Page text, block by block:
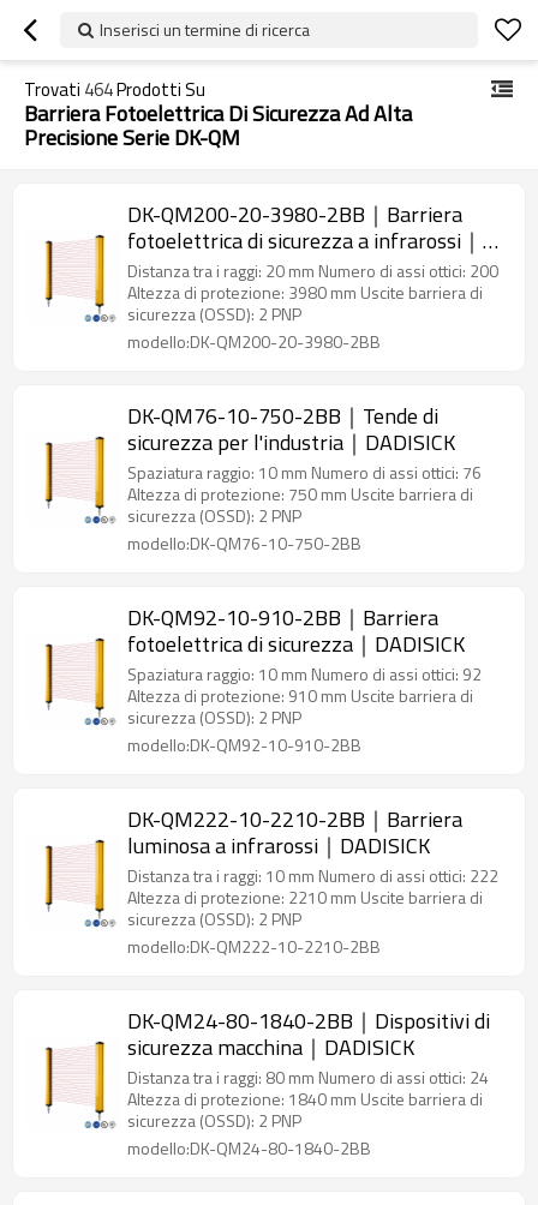
Inserisci un termine di ricerca
Trovati 464Prodotti Su
Barriera Fotoelettrica Di Sicurezza Ad Alta
Precisione Serie DK-QM
DK-QM200-20-3980-2BB｜Barriera
fotoelettrica di sicurezza a infrarossi｜
DADISICK
Distanza tra i raggi: 20 mm Numero di assi ottici: 200
Altezza di protezione: 3980 mm Uscite barriera di
sicurezza (OSSD): 2 PNP
modello:DK-QM200-20-3980-2BB
DK-QM76-10-750-2BB｜Tende di
sicurezza per l'industria｜DADISICK
Spaziatura raggio: 10 mm Numero di assi ottici: 76
Altezza di protezione: 750 mm Uscite barriera di
sicurezza (OSSD): 2 PNP
modello:DK-QM76-10-750-2BB
DK-QM92-10-910-2BB｜Barriera
fotoelettrica di sicurezza｜DADISICK
Spaziatura raggio: 10 mm Numero di assi ottici: 92
Altezza di protezione: 910 mm Uscite barriera di
sicurezza (OSSD): 2 PNP
modello:DK-QM92-10-910-2BB
DK-QM222-10-2210-2BB｜Barriera
luminosa a infrarossi｜DADISICK
Distanza tra i raggi: 10 mm Numero di assi ottici: 222
Altezza di protezione: 2210 mm Uscite barriera di
sicurezza (OSSD): 2 PNP
modello:DK-QM222-10-2210-2BB
DK-QM24-80-1840-2BB｜Dispositivi di
sicurezza macchina｜DADISICK
Distanza tra i raggi: 80 mm Numero di assi ottici: 24
Altezza di protezione: 1840 mm Uscite barriera di
sicurezza (OSSD): 2 PNP
modello:DK-QM24-80-1840-2BB